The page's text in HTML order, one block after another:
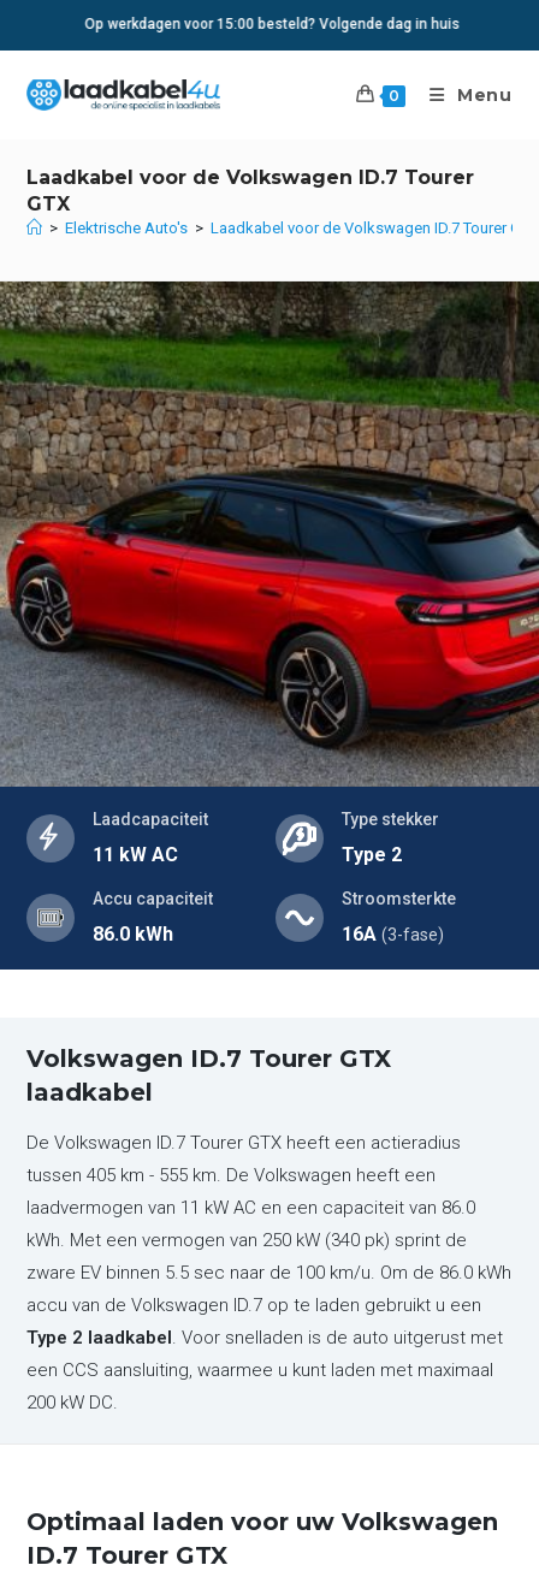
Op werkdagen voor 15:00 besteld? Volgende dag in huis
0 Menu
Laadkabel voor de Volkswagen ID.7 Tourer
GTX
> Elektrische Auto's > Laadkabel voor de Volkswagen ID.7 Tourer GTX
Laadcapaciteit
11 kW AC
Type stekker
Type 2
Accu capaciteit
86.0 kWh
Stroomsterkte
16A (3-fase)
Volkswagen ID.7 Tourer GTX
laadkabel
De Volkswagen ID.7 Tourer GTX heeft een actieradius
tussen 405 km - 555 km. De Volkswagen heeft een
laadvermogen van 11 kW AC en een capaciteit van 86.0
kWh. Met een vermogen van 250 kW (340 pk) sprint de
zware EV binnen 5.5 sec naar de 100 km/u. Om de 86.0 kWh
accu van de Volkswagen ID.7 op te laden gebruikt u een
Type 2 laadkabel. Voor snelladen is de auto uitgerust met
een CCS aansluiting, waarmee u kunt laden met maximaal
200 kW DC.
Optimaal laden voor uw Volkswagen
ID.7 Tourer GTX